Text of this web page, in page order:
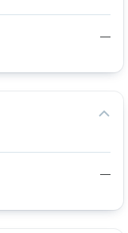
—
—